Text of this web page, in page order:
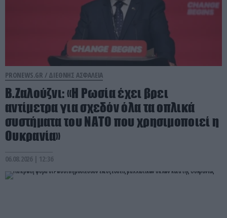
PRONEWS.GR / ΔΙΕΘΝΗΣ ΑΣΦΑΛΕΙΑ
Β.Ζαλούζνι: «Η Ρωσία έχει βρει
αντίμετρα για σχεδόν όλα τα οπλικά
συστήματα του ΝΑΤΟ που χρησιμοποιεί η
Ουκρανία»
06.08.2026 | 12:36